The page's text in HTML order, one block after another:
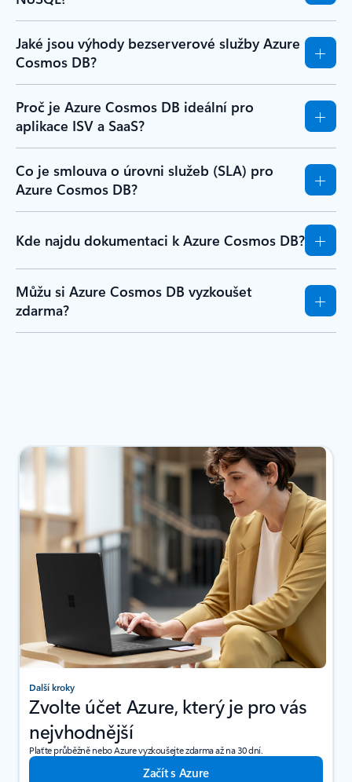
Jaké jsou výhody bezserverové služby Azure
Cosmos DB?
Proč je Azure Cosmos DB ideální pro
aplikace ISV a SaaS?
Co je smlouva o úrovni služeb (SLA) pro
Azure Cosmos DB?
Kde najdu dokumentaci k Azure Cosmos DB?
Můžu si Azure Cosmos DB vyzkoušet
zdarma?
Další kroky
Zvolte účet Azure, který je pro vás
nejvhodnější
Plaťte průběžně nebo Azure vyzkoušejte zdarma až na 30 dní.
Začít s Azure